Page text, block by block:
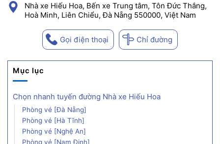
Nhà xe Hiếu Hoa, Bến xe Trung tâm, Tôn Đức Thắng,
Hoà Minh, Liên Chiểu, Đà Nẵng 550000, Việt Nam
Gọi điện thoại Chỉ đường
Mục lục
Chọn nhanh tuyến đường Nhà xe Hiếu Hoa
Phòng vé [Đà Nẵng]
Phòng vé [Hà Tĩnh]
Phòng vé [Nghệ An]
Phòng vé [Nam Định]